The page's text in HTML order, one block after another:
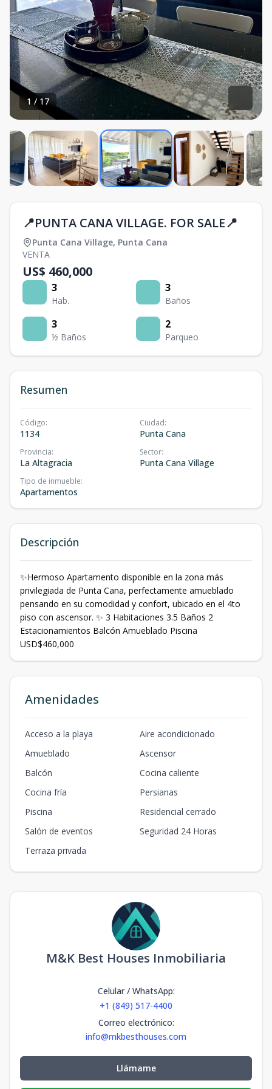
1 / 17
📍PUNTA CANA VILLAGE. FOR SALE📍
Punta Cana Village, Punta Cana
VENTA
US$ 460,000
3
Hab.
3
Baños
3
½ Baños
2
Parqueo
Resumen
Código:
1134
Ciudad:
Punta Cana
Provincia:
La Altagracia
Sector:
Punta Cana Village
Tipo de inmueble:
Apartamentos
Descripción
✨Hermoso Apartamento disponible en la zona más
privilegiada de Punta Cana, perfectamente amueblado
pensando en su comodidad y confort, ubicado en el 4to
piso con ascensor. ✨ 3 Habitaciones 3.5 Baños 2
Estacionamientos Balcón Amueblado Piscina
USD$460,000
Amenidades
Acceso a la playa
Aire acondicionado
Amueblado
Ascensor
Balcón
Cocina caliente
Cocina fría
Persianas
Piscina
Residencial cerrado
Salón de eventos
Seguridad 24 Horas
Terraza privada
M&K Best Houses Inmobiliaria
Celular / WhatsApp:
+1 (849) 517-4400
Correo electrónico:
info@mkbesthouses.com
Llámame